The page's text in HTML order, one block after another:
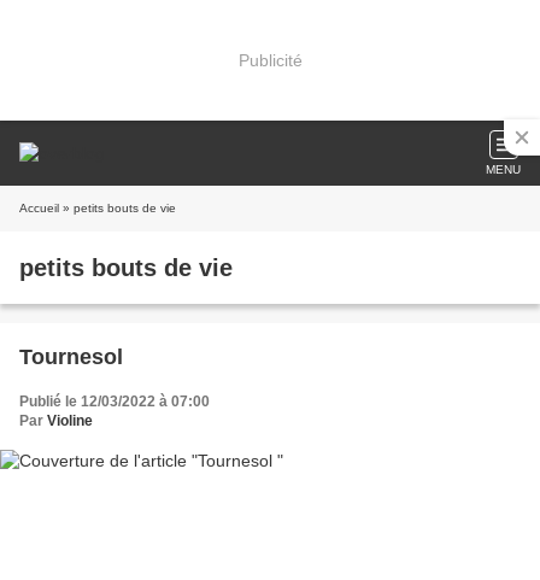
Publicité
MENU
Accueil » petits bouts de vie
petits bouts de vie
Tournesol
Publié le 12/03/2022 à 07:00
Par Violine